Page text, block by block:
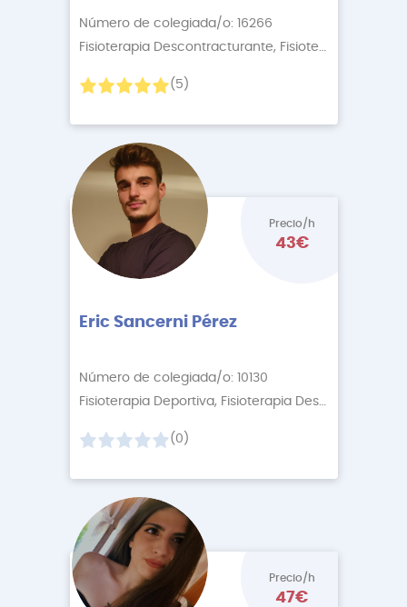
Número de colegiada/o: 16266
Fisioterapia Descontracturante, Fisioterapia Relaj
(5)
Precio/h
43€
Eric Sancerni Pérez
Número de colegiada/o: 10130
Fisioterapia Deportiva, Fisioterapia Descontractur
(0)
Precio/h
47€